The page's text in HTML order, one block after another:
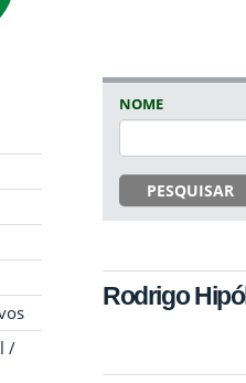
/
NOME
PESQUISAR
Rodrigo